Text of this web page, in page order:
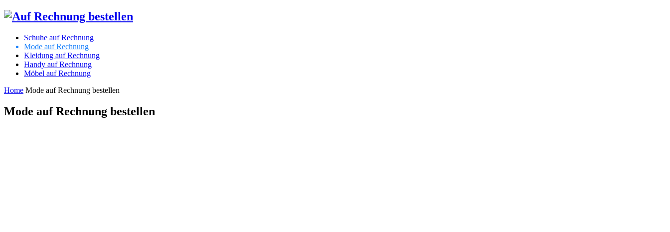
Schuhe auf Rechnung
Mode auf Rechnung
Kleidung auf Rechnung
Handy auf Rechnung
Möbel auf Rechnung
Home Mode auf Rechnung bestellen
Mode auf Rechnung bestellen